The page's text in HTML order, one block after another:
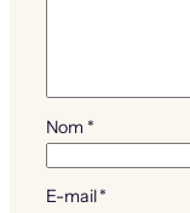
Nom *
E-mail*